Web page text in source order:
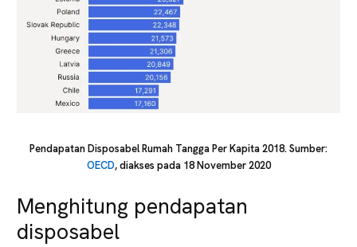
Pendapatan Disposabel Rumah Tangga Per Kapita 2018. Sumber:
OECD, diakses pada 18 November 2020
Menghitung pendapatan
disposabel